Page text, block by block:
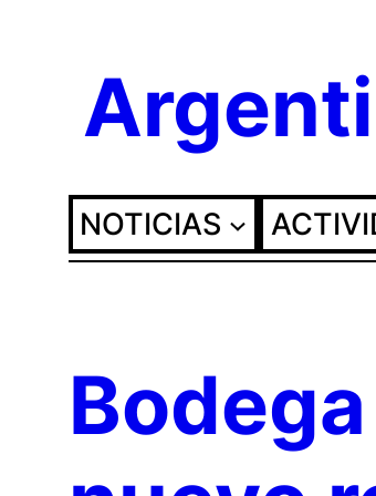
contenido
NOTICIAS